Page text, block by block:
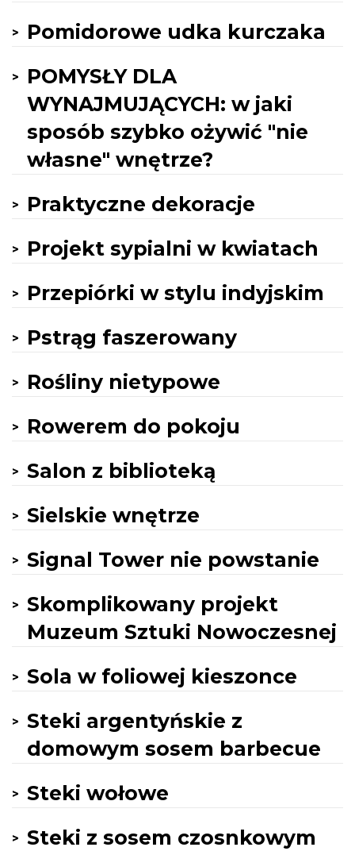
Pomidorowe udka kurczaka
POMYSŁY DLA
WYNAJMUJĄCYCH: w jaki
sposób szybko ożywić "nie
własne" wnętrze?
Praktyczne dekoracje
Projekt sypialni w kwiatach
Przepiórki w stylu indyjskim
Pstrąg faszerowany
Rośliny nietypowe
Rowerem do pokoju
Salon z biblioteką
Sielskie wnętrze
Signal Tower nie powstanie
Skomplikowany projekt
Muzeum Sztuki Nowoczesnej
Sola w foliowej kieszonce
Steki argentyńskie z
domowym sosem barbecue
Steki wołowe
Steki z sosem czosnkowym